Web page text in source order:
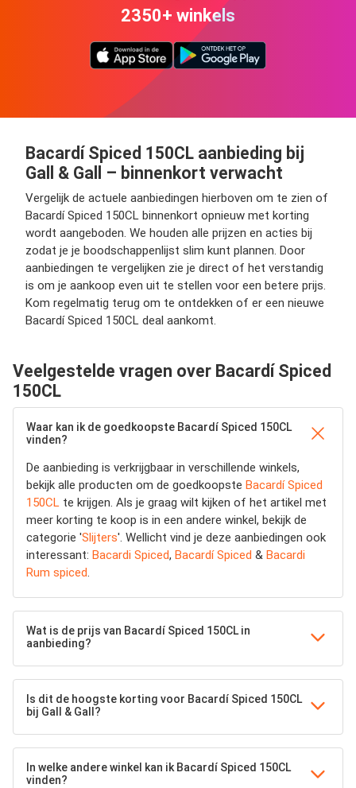
2350+ winkels
Bacardí Spiced 150CL aanbieding bij
Gall & Gall – binnenkort verwacht
Vergelijk de actuele aanbiedingen hierboven om te zien of
Bacardí Spiced 150CL binnenkort opnieuw met korting
wordt aangeboden. We houden alle prijzen en acties bij
zodat je je boodschappenlijst slim kunt plannen. Door
aanbiedingen te vergelijken zie je direct of het verstandig
is om je aankoop even uit te stellen voor een betere prijs.
Kom regelmatig terug om te ontdekken of er een nieuwe
Bacardí Spiced 150CL deal aankomt.
Veelgestelde vragen over Bacardí Spiced
150CL
Waar kan ik de goedkoopste Bacardí Spiced 150CL
vinden?
De aanbieding is verkrijgbaar in verschillende winkels,
bekijk alle producten om de goedkoopste Bacardí Spiced
150CL te krijgen. Als je graag wilt kijken of het artikel met
meer korting te koop is in een andere winkel, bekijk de
categorie 'Slijters'. Wellicht vind je deze aanbiedingen ook
interessant: Bacardi Spiced, Bacardí Spiced & Bacardi
Rum spiced.
Wat is de prijs van Bacardí Spiced 150CL in
aanbieding?
Is dit de hoogste korting voor Bacardí Spiced 150CL
bij Gall & Gall?
In welke andere winkel kan ik Bacardí Spiced 150CL
vinden?